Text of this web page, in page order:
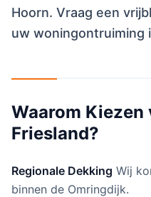
Hoorn. Vraag een
uw woningontruiming
Waarom
Friesland?
Regionale Dekking Wij
binnen de Omringdijk.